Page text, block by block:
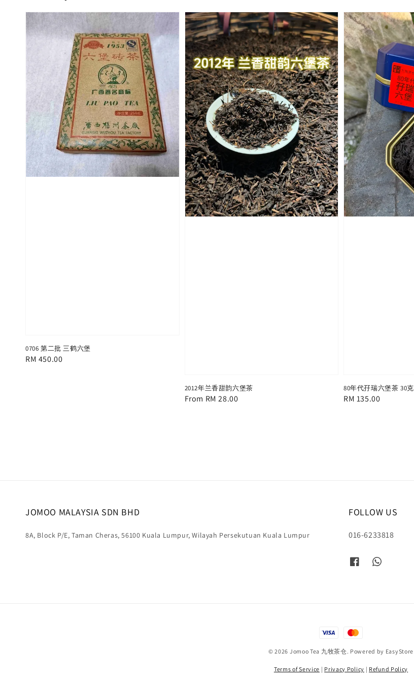
0706 第二批 三鹤六堡
Regular
RM 450.00
2012年兰香甜韵六堡茶
Regular
From RM 28.00
80年代孖瑞六堡茶 30克
Regular
RM 135.00
JOMOO MALAYSIA SDN BHD
8A, Block P/E, Taman Cheras, 56100 Kuala Lumpur, Wilayah Persekutuan Kuala Lumpur
FOLLOW US
016-6233818
© 2026 Jomoo Tea 九牧茶仓. Powered by EasyStore
Terms of Service | Privacy Policy | Refund Policy